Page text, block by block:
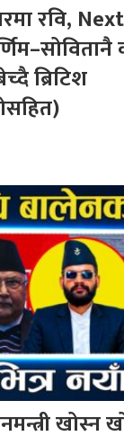
रवि,
ब्रिटिश
खोस्न